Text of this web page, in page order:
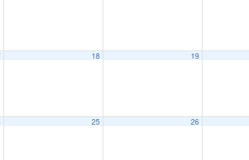
18 19
25 26